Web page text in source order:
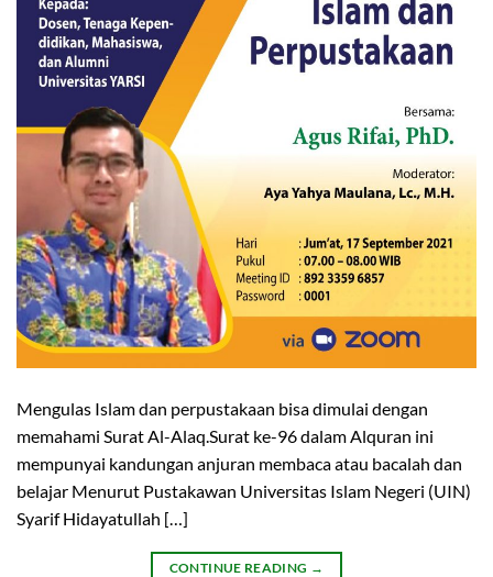
Mengulas Islam dan perpustakaan bisa dimulai dengan
memahami Surat Al-Alaq.Surat ke-96 dalam Alquran ini
mempunyai kandungan anjuran membaca atau bacalah dan
belajar Menurut Pustakawan Universitas Islam Negeri (UIN)
Syarif Hidayatullah […]
CONTINUE READING →